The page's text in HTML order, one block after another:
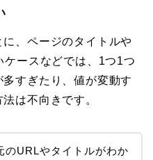
、ページのタイトルや
ースなどでは、1つ1つ
すぎたり、値が変動す
は不向きです。
のURLやタイトルがわか